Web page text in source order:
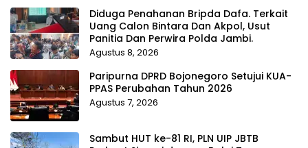
Diduga Penahanan Bripda Dafa. Terkait
Uang Calon Bintara Dan Akpol, Usut
Panitia Dan Perwira Polda Jambi.
Agustus 8, 2026
Paripurna DPRD Bojonegoro Setujui KUA-
PPAS Perubahan Tahun 2026
Agustus 7, 2026
Sambut HUT ke-81 RI, PLN UIP JBTB